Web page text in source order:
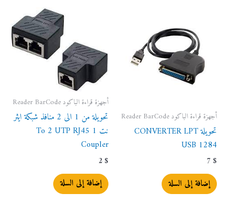
أجهزة قراءة الباكود Reader BarCode
تحويلة CONVERTER LPT
USB 1284
7 $
إضافة إلى السلة
أجهزة قراءة الباكود Reader BarCode
تحويلة من 1 الى 2 منافذ شبكة ايثر
نت 1 To 2 UTP RJ45
Coupler
2$
إضافة إلى السلة